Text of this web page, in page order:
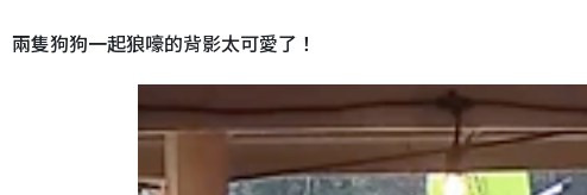
兩隻狗狗一起狼嚎的背影太可愛了！